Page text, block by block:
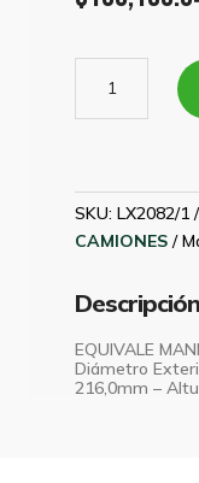
AIRE
IVECO
MAHLE
LX2082/1
SKU:LX2082/1
CAMIONES
EQUIVALE
Diámetro
216,0mm –